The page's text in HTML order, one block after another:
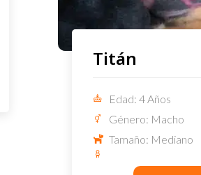
Titán
Edad: 4 Años
Género: Macho
Tamaño: Mediano